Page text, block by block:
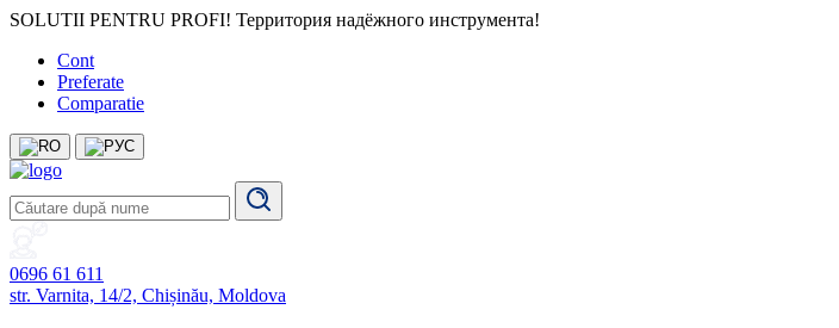
SOLUTII PENTRU PROFI! Территория надёжного инструмента!
Cont
Preferate
Comparatie
0696 61 611
str. Varnita, 14/2, Chișinău, Moldova